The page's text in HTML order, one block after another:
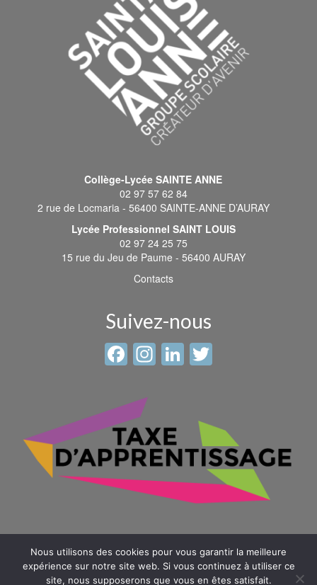
Collège-Lycée SAINTE ANNE
02 97 57 62 84
2 rue de Locmaria - 56400 SAINTE-ANNE D’AURAY
Lycée Professionnel SAINT LOUIS
02 97 24 25 75
15 rue du Jeu de Paume - 56400 AURAY
Contacts
Suivez-nous
Facebook
Instagram
LinkedIn
Nous utilisons des cookies pour vous garantir la meilleure
expérience sur notre site web. Si vous continuez à utiliser ce
site, nous supposerons que vous en êtes satisfait.